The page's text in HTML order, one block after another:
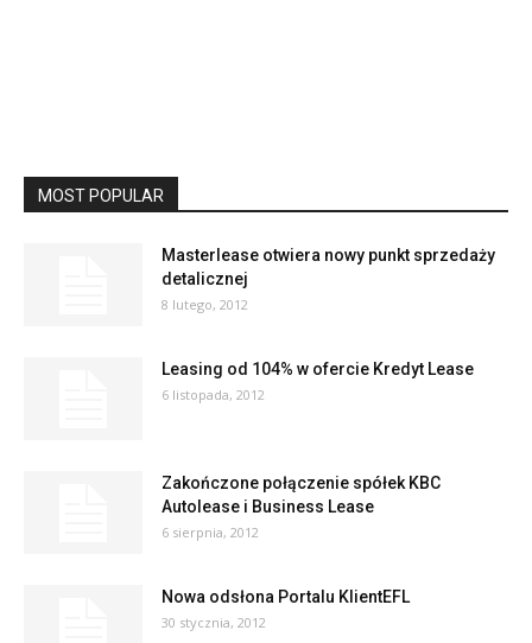
MOST POPULAR
Masterlease otwiera nowy punkt sprzedaży
detalicznej
8 lutego, 2012
Leasing od 104% w ofercie Kredyt Lease
6 listopada, 2012
Zakończone połączenie spółek KBC
Autolease i Business Lease
6 sierpnia, 2012
Nowa odsłona Portalu KlientEFL
30 stycznia, 2012